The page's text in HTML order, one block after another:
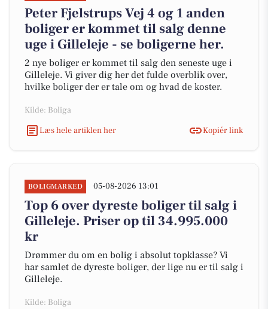
Peter Fjelstrups Vej 4 og 1 anden
boliger er kommet til salg denne
uge i Gilleleje - se boligerne her.
2 nye boliger er kommet til salg den seneste uge i
Gilleleje. Vi giver dig her det fulde overblik over,
hvilke boliger der er tale om og hvad de koster.
Kilde: Boliga
Læs hele artiklen her
Kopiér link
BOLIGMARKED 05-08-2026 13:01
Top 6 over dyreste boliger til salg i
Gilleleje. Priser op til 34.995.000
kr
Drømmer du om en bolig i absolut topklasse? Vi
har samlet de dyreste boliger, der lige nu er til salg i
Gilleleje.
Kilde: Boliga